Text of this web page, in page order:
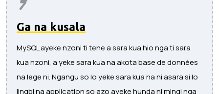
Ga na kusala
MySQL ayeke nzoni ti tene a sara kua hio nga ti sara
kua nzoni, a yeke sara kua na akota base de données
na lege ni. Ngangu so lo yeke sara kua na ni asara si lo
lingbi na application so azo ayeke hunda ni mingi nga